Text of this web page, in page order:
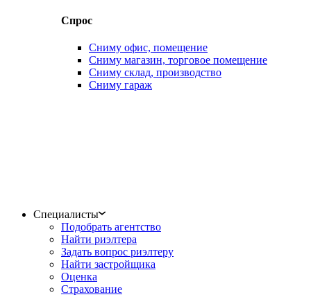
Спрос
Сниму офис, помещение
Сниму магазин, торговое помещение
Сниму склад, производство
Сниму гараж
Специалисты
Подобрать агентство
Найти риэлтера
Задать вопрос риэлтеру
Найти застройщика
Оценка
Страхование